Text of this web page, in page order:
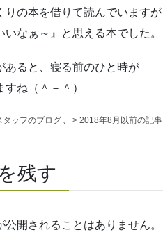
りの本を借りて読んでいますが
いなぁ～』と思える本でした。
あると、寝る前のひと時が
ね（＾－＾）
タッフのブログ 、 > 2018年8月以前の記事
残す
公開されることはありません。